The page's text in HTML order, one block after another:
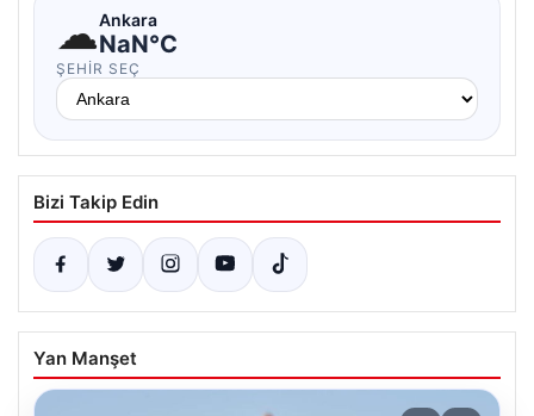
☁Ankara
NaN°C
ŞEHIR SEÇ
Bizi Takip Edin
Yan Manşet